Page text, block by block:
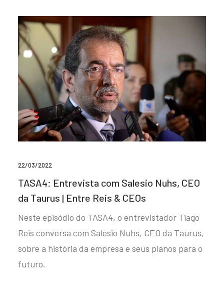
22/03/2022
TASA4: Entrevista com Salesio Nuhs, CEO
da Taurus | Entre Reis & CEOs
Neste episódio do TASA4, o entrevistador Tiago
Reis conversa com Salesio Nuhs, CEO da Taurus,
sobre a história da empresa e seus planos para o
futuro.